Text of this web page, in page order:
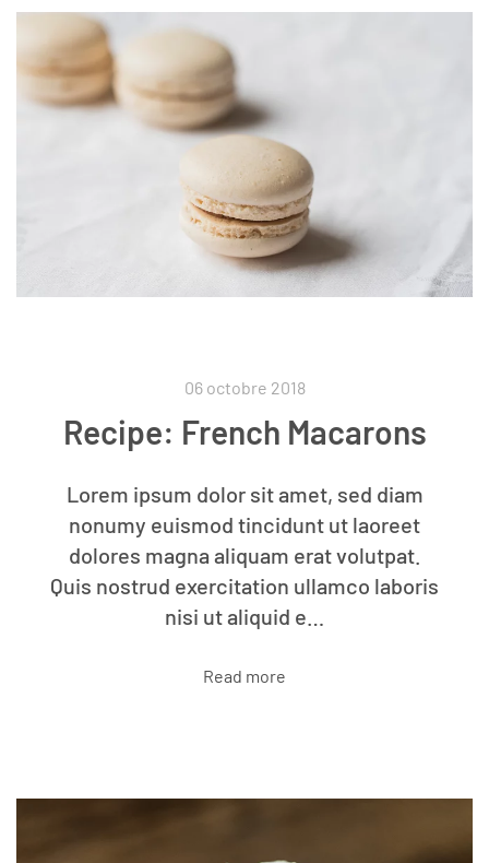
06 octobre 2018
Recipe: French Macarons
Lorem ipsum dolor sit amet, sed diam
nonumy euismod tincidunt ut laoreet
dolores magna aliquam erat volutpat.
Quis nostrud exercitation ullamco laboris
nisi ut aliquid e…
Read more